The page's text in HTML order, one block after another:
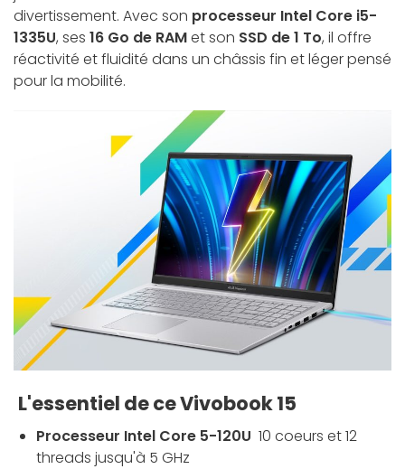
divertissement. Avec son processeur Intel Core i5-
1335U, ses 16 Go de RAMet son SSD de 1 To, il offre
réactivité et fluidité dans un châssis fin et léger pensé
pour la mobilité.
L'essentiel de ce Vivobook 15
Processeur Intel Core 5-120U 10 coeurs et 12
threads jusqu'à 5 GHz